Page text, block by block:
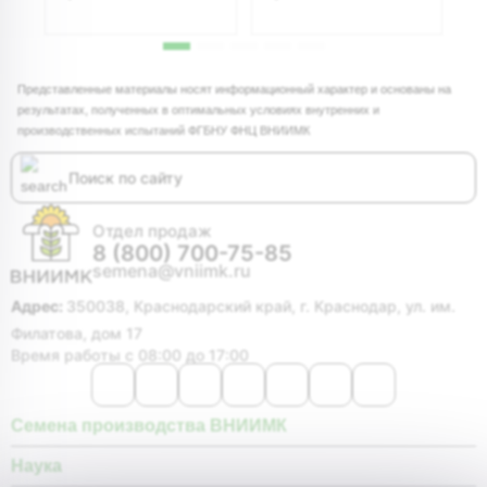
Представленные материалы носят информационный характер и основаны на
результатах, полученных в оптимальных условиях внутренних и
производственных испытаний ФГБНУ ФНЦ ВНИИМК
Отдел продаж
8 (800) 700-75-85
semena@vniimk.ru
Адрес: 350038, Краснодарский край, г. Краснодар, ул. им.
Филатова, дом 17
Время работы с 08:00 до 17:00
Семена производства ВНИИМК
Наука